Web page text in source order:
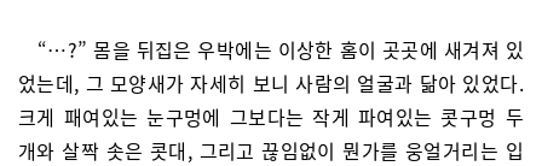
“…?” 몸을 뒤집은 우박에는 이상한 홈이 곳곳에 새겨져 있
었는데, 그 모양새가 자세히 보니 사람의 얼굴과 닮아 있었다.
크게 패여있는 눈구멍에 그보다는 작게 파여있는 콧구멍 두
개와 살짝 솟은 콧대, 그리고 끊임없이 뭔가를 웅얼거리는 입